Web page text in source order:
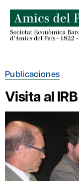
contenido
Publicaciones
Visita al IRB